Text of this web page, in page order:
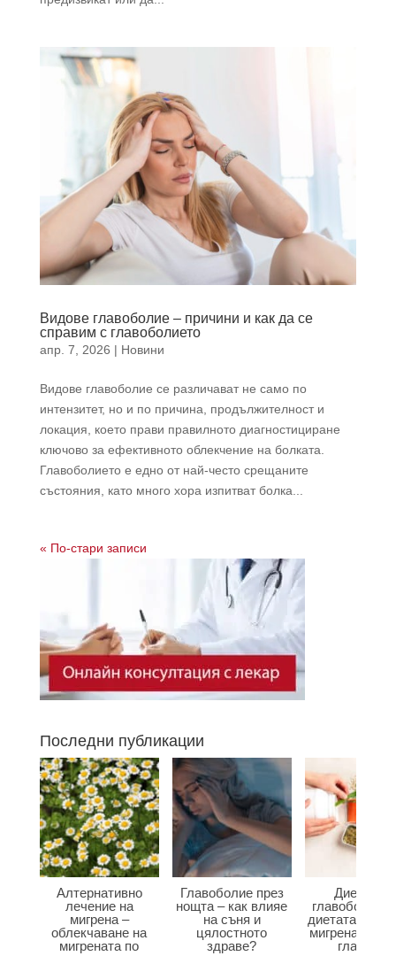
Видове главоболие – причини и как да се
справим с главоболието
апр. 7, 2026 | Новини
Видове главоболие се различават не само по
интензитет, но и по причина, продължителност и
локация, което прави правилното диагностициране
ключово за ефективното облекчение на болката.
Главоболието е едно от най-често срещаните
състояния, като много хора изпитват болка...
« По-стари записи
Последни публикации
Алтернативно
лечение на
мигрена –
облекчаване на
мигрената по
Главоболие през
нощта – как влияе
на съня и
цялостното
здраве?
Диета при
главоболие –
диетата
мигрена и
главата?